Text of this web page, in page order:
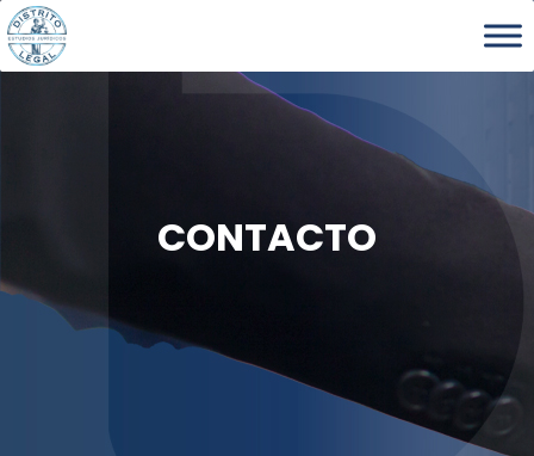
CONTACTO